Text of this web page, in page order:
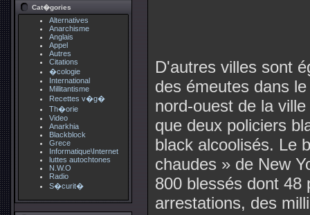
Cat�gories
Alternatives
Anarchisme
Anglais
Appel
Autres
Citations
�cologie
International
Millitantisme
Recettes v�g�
Th�orie
Video
Anarkhia
Blackblock
Grece
Informatique\Internet
luttes autochtones
N.W.O
Radio
S�curit�
D'autres villes sont
des émeutes dans
nord-ouest de la
que deux policiers
black alcoolisés. Le
chaudes » de New
800 blessés dont 48
arrestations, des